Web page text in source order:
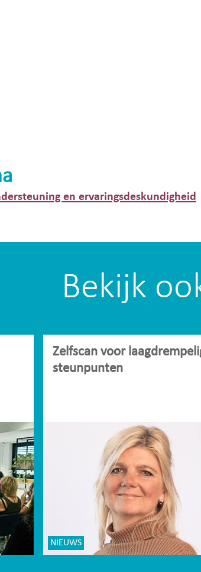
en ervaringsdeskundigheid
Bekijk
Zelfscan voor
steunpunten
NIEUWS